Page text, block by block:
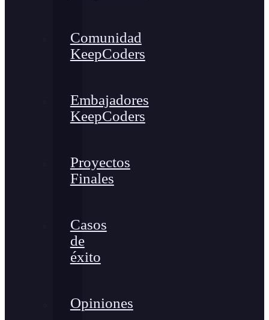
Comunidad
KeepCoders
Embajadores
KeepCoders
Proyectos
Finales
Casos
de
éxito
Opiniones